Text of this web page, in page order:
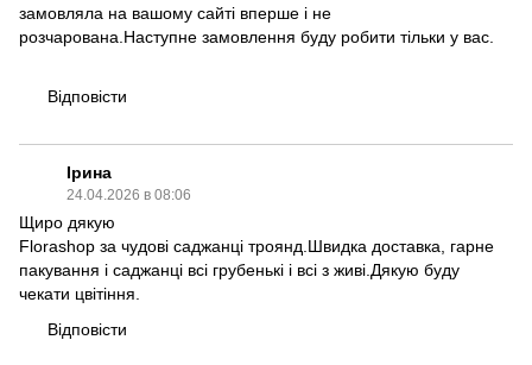
замовляла на вашому сайті вперше і не
розчарована.Наступне замовлення буду робити тільки у вас.
Відповісти
Ірина
24.04.2026 в 08:06
Щиро дякую
Florashop за чудові саджанці троянд.Швидка доставка, гарне
пакування і саджанці всі грубенькі і всі з живі.Дякую буду
чекати цвітіння.
Відповісти